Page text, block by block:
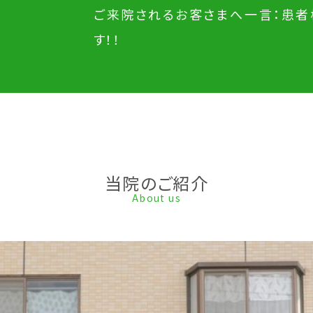
ご来院されるお客さまへ一言：患
す！！
当院のご紹介
About us